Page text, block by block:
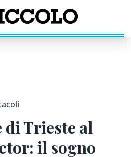
di Trieste al
il sogno